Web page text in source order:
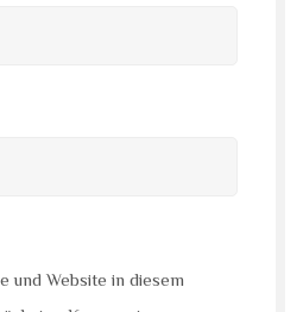
und Website in diesem